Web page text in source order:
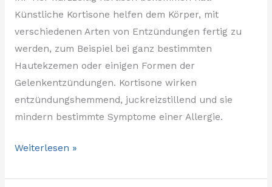
Künstliche Kortisone helfen dem Körper, mit
verschiedenen Arten von Entzündungen fertig zu
werden, zum Beispiel bei ganz bestimmten
Hautekzemen oder einigen Formen der
Gelenkentzündungen. Kortisone wirken
entzündungshemmend, juckreizstillend und sie
mindern bestimmte Symptome einer Allergie.
Weiterlesen »